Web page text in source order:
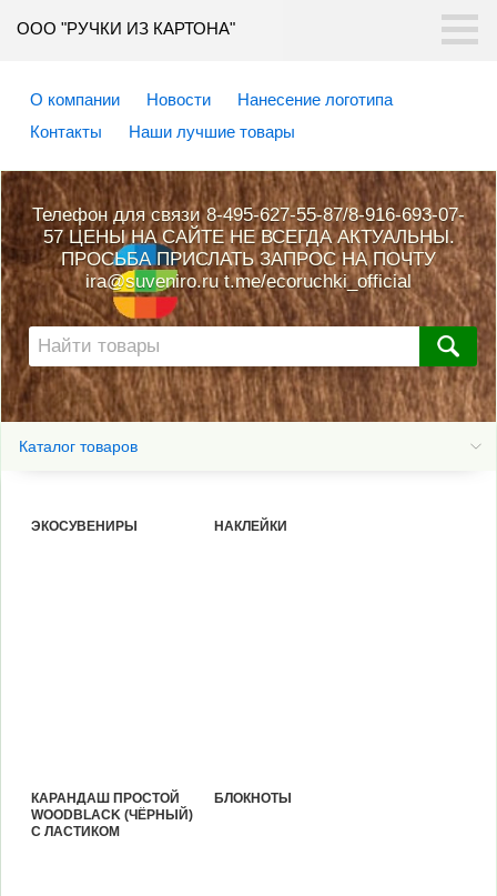
ООО "РУЧКИ ИЗ КАРТОНА"
О компании Новости
Нанесение логотипа
Контакты
Наши лучшие товары
Телефон для связи 8-495-627-55-87/8-916-693-07-
57 ЦЕНЫ НА САЙТЕ НЕ ВСЕГДА АКТУАЛЬНЫ.
ПРОСЬБА ПРИСЛАТЬ ЗАПРОС НА ПОЧТУ
ira@suveniro.ru t.me/ecoruchki_official
Каталог товаров
ЭКОСУВЕНИРЫ НАКЛЕЙКИ
КАРАНДАШ ПРОСТОЙ
WOODBLACK (ЧЁРНЫЙ)
С ЛАСТИКОМ
БЛОКНОТЫ